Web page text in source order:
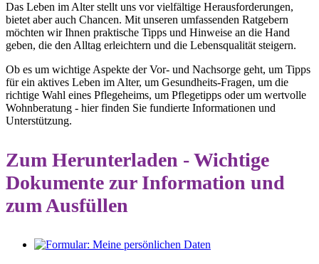
Das Leben im Alter stellt uns vor vielfältige Herausforderungen,
bietet aber auch Chancen. Mit unseren umfassenden Ratgebern
möchten wir Ihnen praktische Tipps und Hinweise an die Hand
geben, die den Alltag erleichtern und die Lebensqualität steigern.
Ob es um wichtige Aspekte der Vor- und Nachsorge geht, um Tipps
für ein aktives Leben im Alter, um Gesundheits-Fragen, um die
richtige Wahl eines Pflegeheims, um Pflegetipps oder um wertvolle
Wohnberatung - hier finden Sie fundierte Informationen und
Unterstützung.
Zum Herunterladen - Wichtige
Dokumente zur Information und
zum Ausfüllen